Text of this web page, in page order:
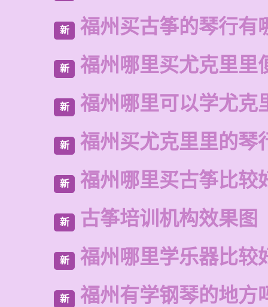
新 福州买古筝的琴行有
新 福州哪里买尤克里里
新 福州哪里可以学尤克
新 福州买尤克里里的琴
新 福州哪里买古筝比较
新 古筝培训机构效果图
新 福州哪里学乐器比较
新 福州有学钢琴的地方